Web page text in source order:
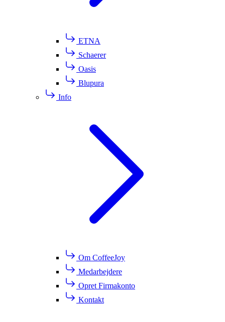
ETNA
Schaerer
Oasis
Blupura
Info
Om CoffeeJoy
Medarbejdere
Opret Firmakonto
Kontakt